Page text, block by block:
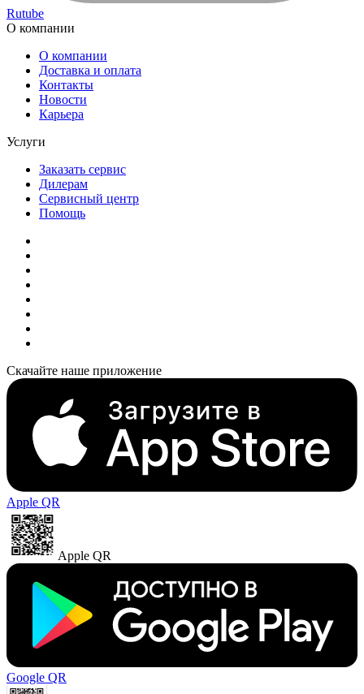
Rutube
О компании
О компании
Доставка и оплата
Контакты
Новости
Карьера
Услуги
Заказать сервис
Дилерам
Сервисный центр
Помощь
Скачайте наше приложение
Apple QR
Apple QR
Google QR